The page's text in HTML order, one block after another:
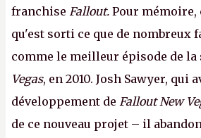
franchise Fallout. Pour mémoire,
qu'est sorti ce que de nombreux
comme le meilleur épisode de la
Vegas, en 2010. Josh Sawyer, qui
développement de Fallout New
de ce nouveau projet – il